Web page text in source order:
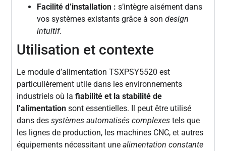
Facilité d’installation : s’intègre aisément dans
vos systèmes existants grâce à sondesign
intuitif.
Utilisation et contexte
Le module d’alimentation TSXPSY5520 est
particulièrement utile dans les environnements
industriels où lafiabilité et la stabilité de
l’alimentation sont essentielles. Il peut être utilisé
dans dessystèmes automatisés complexes tels que
les lignes de production, les machines CNC, et autres
équipements nécessitant unealimentation constante